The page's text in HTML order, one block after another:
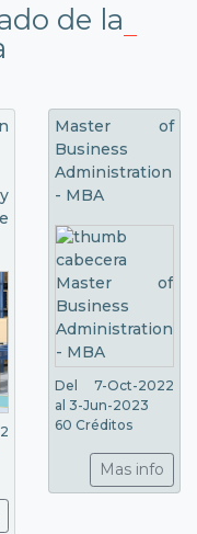
de la
Master of
Business
Administration
- MBA
Del 7-Oct-2022
al 3-Jun-2023
60 Créditos
Mas info